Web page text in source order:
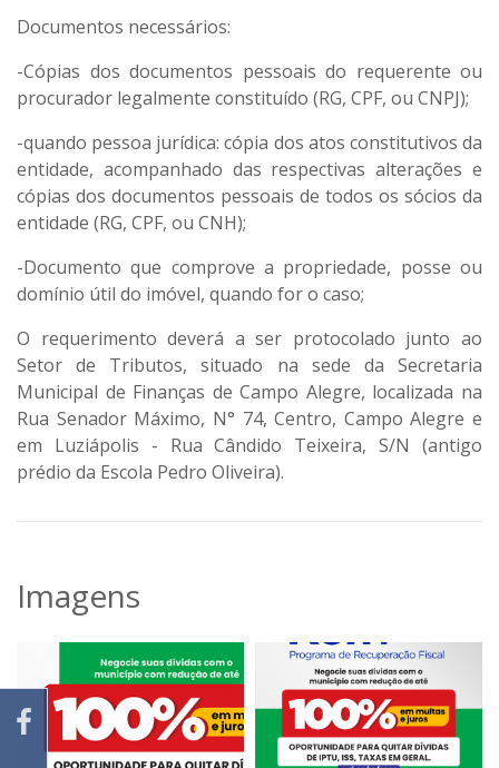
Documentos necessários:
-Cópias dos documentos pessoais do requerente ou
procurador legalmente constituído (RG, CPF, ou CNPJ);
-quando pessoa jurídica: cópia dos atos constitutivos da
entidade, acompanhado das respectivas alterações e
cópias dos documentos pessoais de todos os sócios da
entidade (RG, CPF, ou CNH);
-Documento que comprove a propriedade, posse ou
domínio útil do imóvel, quando for o caso;
O requerimento deverá a ser protocolado junto ao
Setor de Tributos, situado na sede da Secretaria
Municipal de Finanças de Campo Alegre, localizada na
Rua Senador Máximo, N° 74, Centro, Campo Alegre e
em Luziápolis - Rua Cândido Teixeira, S/N (antigo
prédio da Escola Pedro Oliveira).
Imagens